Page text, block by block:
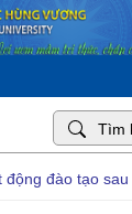
động đào tạo